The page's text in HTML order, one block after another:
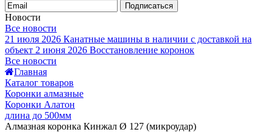
Подписаться
Новости
Все новости
21 июля 2026 Канатные машины в наличии с доставкой на
объект 2 июня 2026 Восстановление коронок
Все новости
Главная
Каталог товаров
Коронки алмазные
Коронки Алатон
длина до 500мм
Алмазная коронка Кинжал Ø 127 (микроудар)